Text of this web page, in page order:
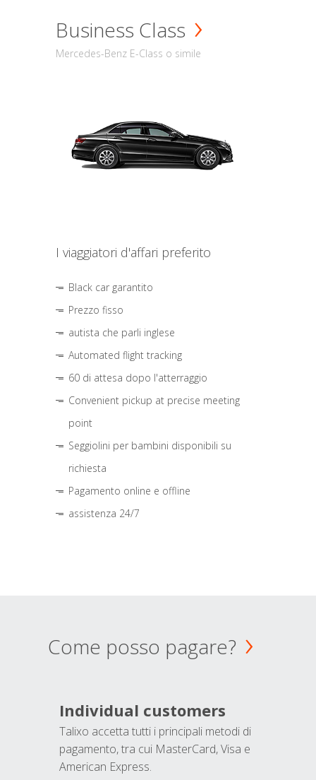
Business Class
Mercedes-Benz E-Class o simile
I viaggiatori d'affari preferito
Black car garantito
Prezzo fisso
autista che parli inglese
Automated flight tracking
60 di attesa dopo l'atterraggio
Convenient pickup at precise meeting
point
Seggiolini per bambini disponibili su
richiesta
Pagamento online e offline
assistenza 24/7
Come posso pagare?
Individual customers
Talixo accetta tutti i principali metodi di
pagamento, tra cui MasterCard, Visa e
American Express.